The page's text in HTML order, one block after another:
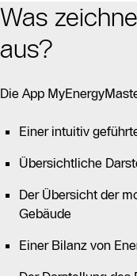
Was
aus?
Die App
Einer intuitiv
Übersichtliche
Der Übersicht der
Gebäude
Einer Bilanz von